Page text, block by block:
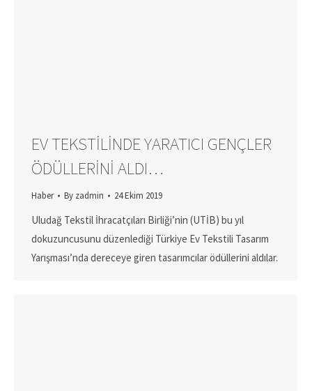
EV TEKSTILINDE YARATICI GENÇLER
ÖDÜLLERINI ALDI…
Haber By zadmin 24 Ekim 2019
Uludağ Tekstil İhracatçıları Birliği’nin (UTİB) bu yıl
dokuzuncusunu düzenlediği Türkiye Ev Tekstili Tasarım
Yarışması’nda dereceye giren tasarımcılar ödüllerini aldılar.